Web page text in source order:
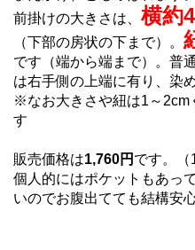
前掛けの大きさは、 横約
（下部の房状の下まで）。
です（端から端まで）。普
は右手側の上端に有り、染
※なお大きさや紐は1～2cm
す
販売価格は1,760円 です。（
個人的にはポケットもあっ
いのでお腹出てても結構安